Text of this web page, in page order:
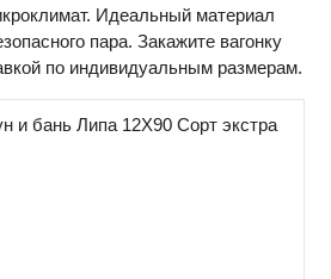
Идеальный материал
пара. Закажите вагонку
по индивидуальным размерам.